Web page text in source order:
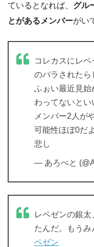
ているとなれば、 グル
とがあるメンバーがい
コレカスにレ
のバラされたら
ふぉい最近見始
わってないとい
メンバー2人が
可能性ほぼ0だ
悲し
— あろべと
レペゼンの銀
たんだ。もうみ
ペゼン